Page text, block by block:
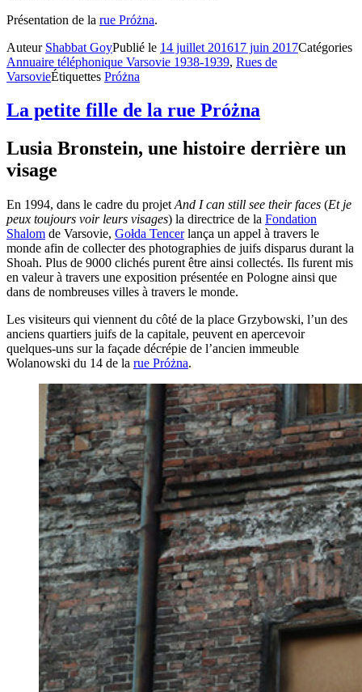
Présentation de la rue Próżna.
Auteur Shabbat GoyPublié le 14 juillet 201617 juin 2017Catégories
Annuaire téléphonique Varsovie 1938-1939, Rues de
VarsovieÉtiquettes Próżna
La petite fille de la rue Próżna
Lusia Bronstein, une histoire derrière un
visage
En 1994, dans le cadre du projet And I can still see their faces (Et je
peux toujours voir leurs visages) la directrice de la Fondation
Shalom de Varsovie, Gołda Tencerlança un appel à travers le
monde afin de collecter des photographies de juifs disparus durant la
Shoah. Plus de 9000 clichés purent être ainsi collectés. Ils furent mis
en valeur à travers une exposition présentée en Pologne ainsi que
dans de nombreuses villes à travers le monde.
Les visiteurs qui viennent du côté de la place Grzybowski, l’un des
anciens quartiers juifs de la capitale, peuvent en apercevoir
quelques-uns sur la façade décrépie de l’ancien immeuble
Wolanowski du 14 de la rue Próżna.